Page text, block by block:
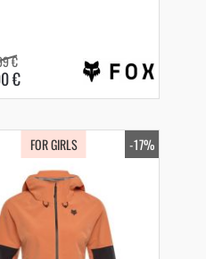
€
€
-17%
FOR GIRLS